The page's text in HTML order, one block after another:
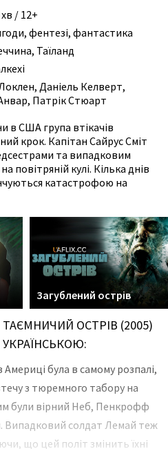
/ 12+
, фентезі, фантастика
Таїланд
, Даніель Келверт,
, Патрік Стюарт
в США група втікачів
крок. Капітан Сайрус Сміт
та випадковим
повітряній кулі. Кілька днів
катастрофою на
Загублений острів
ОСТРІВ (2005)
була в самому розпалі,
з тюремного табору на
були вірний Неб, Пенкрофф
Випадковий солдат Лемай теж
що цей політ змінить їхні